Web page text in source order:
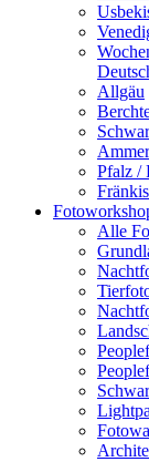
Allgäu
Pfalz /
Alle